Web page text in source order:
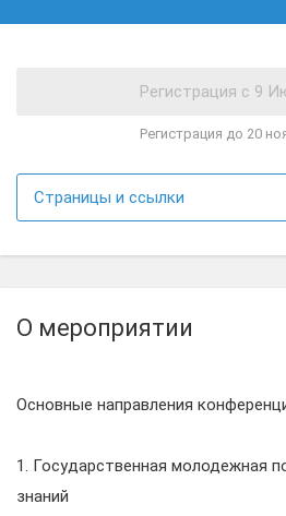
Регистрация до 20
Страницы и ссылки
О мероприятии
Основные направления
1. Государственная молодежная
знаний